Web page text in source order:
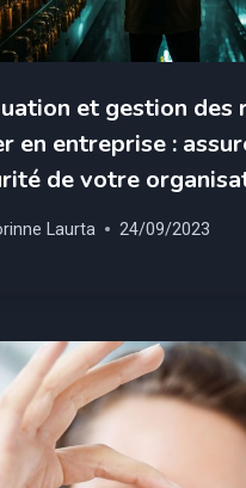
et gestion des
en entreprise :
de votre
Laurta 24/09/2023